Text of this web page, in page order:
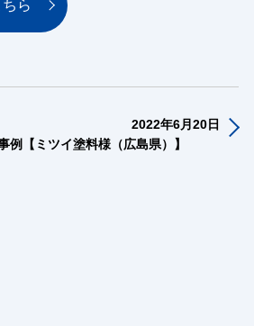
ら
2022年6月20日
例【ミツイ塗料様（広島県）】